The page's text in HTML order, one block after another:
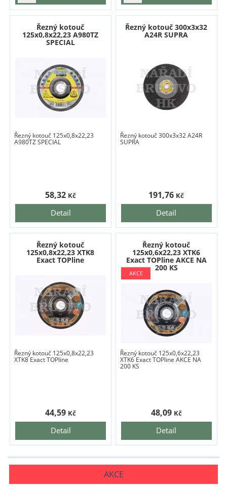
Řezný kotouč
125x0,8x22,23 A980TZ
SPECIAL
Řezný kotouč 125x0,8x22,23
A980TZ SPECIAL
Detail
58,32 Kč
Řezný kotouč 300x3x32
A24R SUPRA
Řezný kotouč 300x3x32 A24R
SUPRA
Detail
191,76 Kč
Řezný kotouč
125x0,8x22,23 XTK8
Exact TOPline
Řezný kotouč 125x0,8x22,23
XTK8 Exact TOPline
Detail
44,59 Kč
Řezný kotouč
125x0,6x22,23 XTK6
Exact TOPline AKCE NA
200 KS
Řezný kotouč 125x0,6x22,23
XTK6 Exact TOPline AKCE NA
200 KS
Detail
48,09 Kč
AKCE